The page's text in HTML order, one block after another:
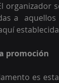
organizador
a
promoción
es